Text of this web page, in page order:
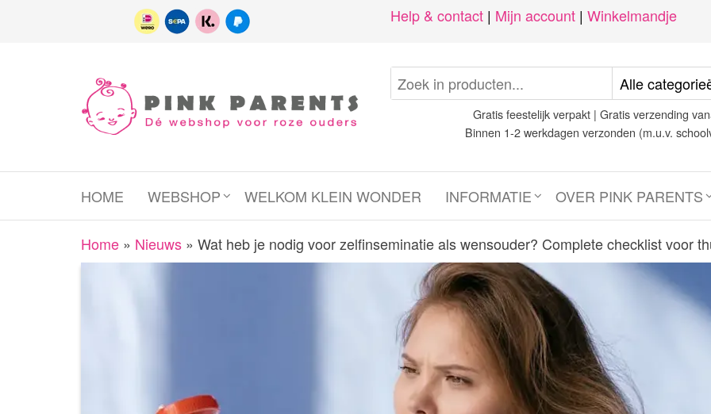
Help & contact| Mijn account| Winkelmandje
Parents
Gratis feestelijk verpakt | Gratis verzending
Binnen 1-2 werkdagen verzonden (m.u.v.
HOME WEBSHOP WELKOM KLEIN WONDER INFORMATIE OVER PINK PARENTS
Home » Nieuws » Wat heb je nodig voor zelfinseminatie als wensouder? Complete checklist voor